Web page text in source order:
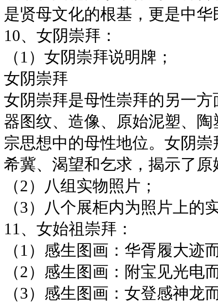
是贤母文化的根基，更是中
10、女阴崇拜：
（1）女阴崇拜说明牌；
女阴崇拜
女阴崇拜是母性崇拜的另一
器图纹、造像、原始泥塑、
宗思想中的母性地位。女阴
希冀、渴望和乞求，揭示了
（2）八组实物照片；
（3）八个展柜内为照片上的
11、女始祖崇拜：
（1）感生图画：华胥履大迹
（2）感生图画：附宝见光电
（3）感生图画：女登感神龙